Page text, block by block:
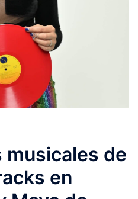
musicales de
en